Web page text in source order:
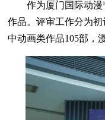
来源 ：厦
作品。评审工作分为初
中动画类作品105部，